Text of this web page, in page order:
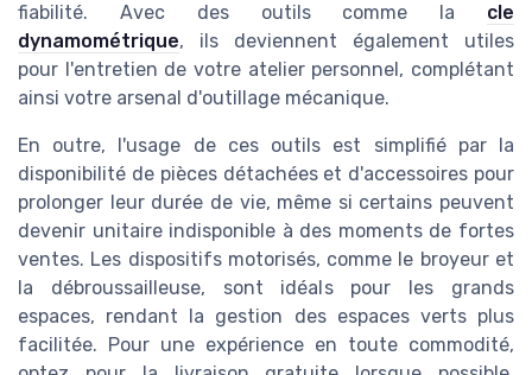
fiabilité. Avec des outils comme la cle
dynamométrique, ils deviennent également utiles
pour l'entretien de votre atelier personnel, complétant
ainsi votre arsenal d'outillage mécanique.
En outre, l'usage de ces outils est simplifié par la
disponibilité de pièces détachées et d'accessoires pour
prolonger leur durée de vie, même si certains peuvent
devenir unitaire indisponible à des moments de fortes
ventes. Les dispositifs motorisés, comme le broyeur et
la débroussailleuse, sont idéals pour les grands
espaces, rendant la gestion des espaces verts plus
facilitée. Pour une expérience en toute commodité,